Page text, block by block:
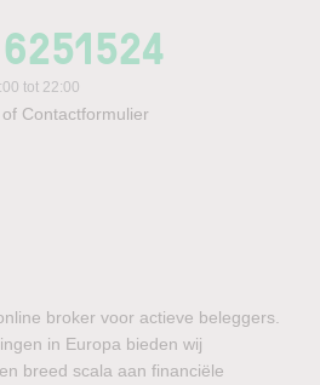
tot 22:00
of Contactformulier
broker voor actieve beleggers.
in Europa bieden wij
breed scala aan financiële